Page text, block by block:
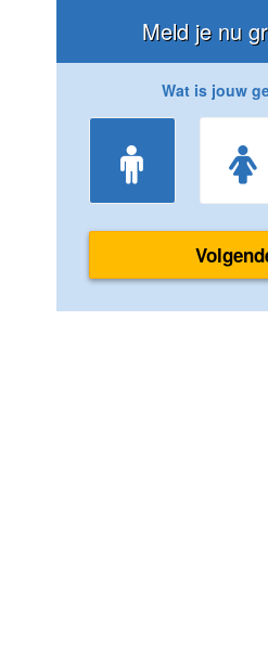
Meld je nu
Wat is jouw